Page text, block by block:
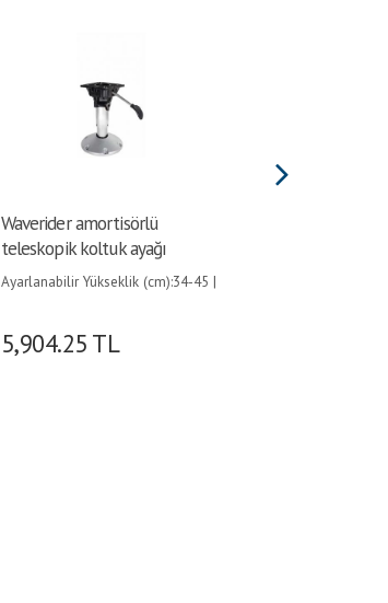
Waverider amortisörlü
teleskopik koltuk ayağı
Ayarlanabilir Yükseklik (cm):34-45 |
5,904.25 TL